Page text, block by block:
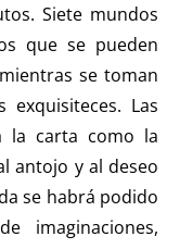
Siete mundos
que se pueden
se toman
Las
la carta como la
antojo y al deseo
se habrá podido
imaginaciones,